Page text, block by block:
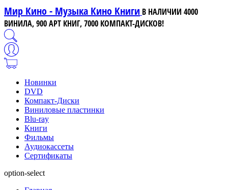
Мир Кино - Музыка Кино Книги В НАЛИЧИИ 4000
ВИНИЛА, 900 АРТ КНИГ, 7000 КОМПАКТ-ДИСКОВ!
Новинки
DVD
Компакт-Диски
Виниловые пластинки
Blu-ray
Книги
Фильмы
Аудиокассеты
Сертификаты
option-select